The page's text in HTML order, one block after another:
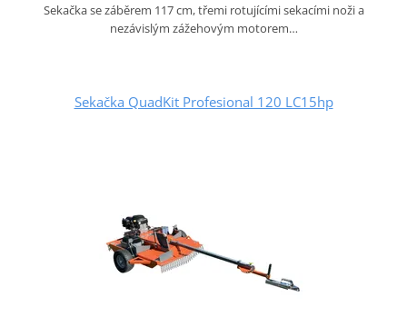
Sekačka se záběrem 117 cm, třemi rotujícími sekacími noži a
nezávislým zážehovým motorem…
Sekačka QuadKit Profesional 120 LC15hp